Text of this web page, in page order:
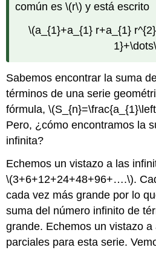
común es\(r\) y está escrito
\(a_{1}+a_{1} r+a_{1}
Sabemos encontrar la suma
términos de una serie
fórmula,
Pero, ¿cómo encontramos la
infinita?
Echemos un vistazo a las
\(3+6+12+24+48+96+….\).
cada vez más grande por lo
suma del número infinito de
grande. Echemos un vistazo
parciales para esta serie.